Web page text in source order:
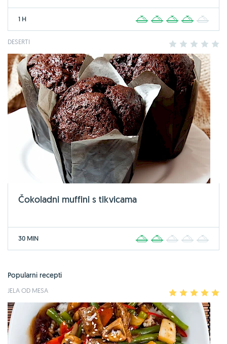
1 H 2 3 4
DESERTI 2 3 4
Čokoladni muffini s tikvicama
30 MIN 2 3 4
Popularni recepti
JELA OD MESA 2 3 4